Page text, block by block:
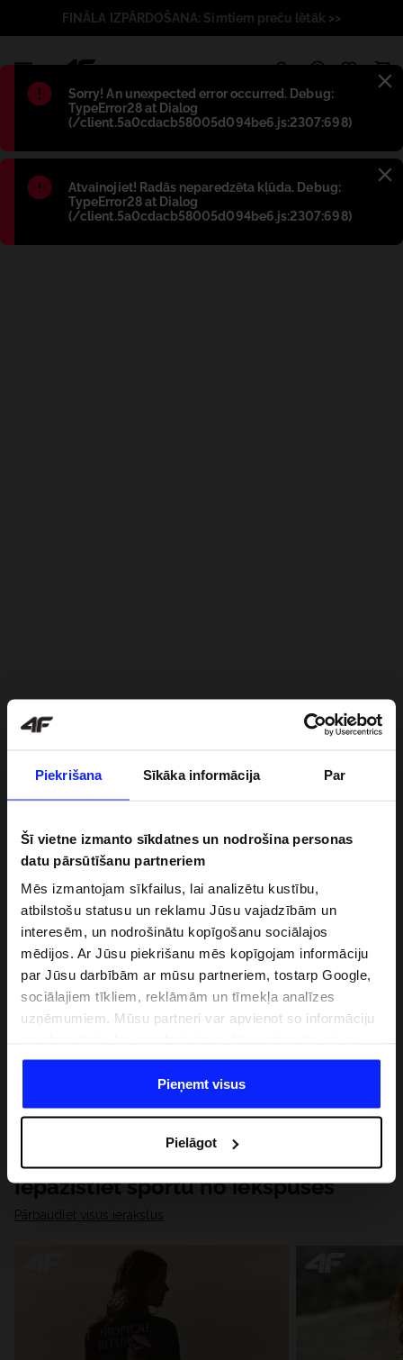
Piekrišana Sīkāka informācija Par
Šī vietne izmanto sīkdatnes un nodrošina personas
datu pārsūtīšanu partneriem
Mēs izmantojam sīkfailus, lai analizētu kustību,
atbilstošu statusu un reklamu Jūsu vajadzībām un
interesēm, un nodrošinātu kopīgošanu sociālajos
mēdijos. Ar Jūsu piekrišanu mēs kopīgojam informāciju
par Jūsu darbībām ar mūsu partneriem, tostarp Google,
sociālajiem tīkliem, reklāmām un tīmekļa analīzes
uzņēmumiem. Mūsu partneri var apvienot so informāciju
datiem, ko viņi iegūst, izmantojot viņu pakalpojumus. Ar
Jūsu atļauju, mēs varam pārsūtīt Jūsu personas datus
saviem partneriem, lai uzlabotu veidu, kadā tiek rādīta
saturu un uzlabotu mūsu partneru piedāvātos risinajumus
( piem. socialos tīklus). Detalizētu informāciju var atrast
mūsu Privātuma politikā un sadaļā "Detaļas".
Pieņemt visus
Pielāgot
Błąd:
Sorry! An unexpected error occurred. Debug:
TypeError28 at Dialog
(/client.5a0cdacb58005d094be6.js:2307:698)
Błąd:
Atvainojiet! Radās neparedzēta kļūda. Debug:
TypeError28 at Dialog
(/client.5a0cdacb58005d094be6.js:2307:698)
FINĀLA IZPĀRDOŠANA: Simtiem preču lētāk >>
Iepazīstiet sportu no iekšpuses
Pārbaudiet visus ierakstus